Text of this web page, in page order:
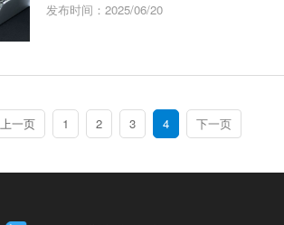
发布时间：2025/06/20
上一页 1 2 3 4 下一页